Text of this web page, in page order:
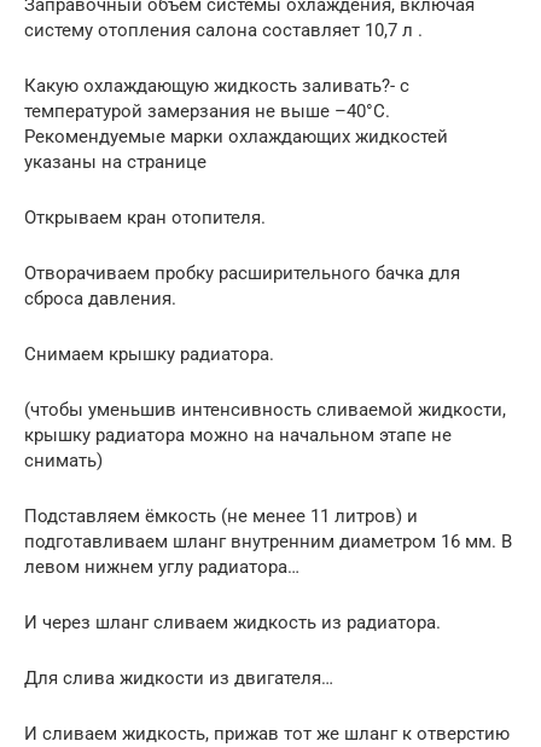
Заправочный объем системы охлаждения, включая
систему отопления салона составляет 10,7 л .
Какую охлаждающую жидкость заливать?- с
температурой замерзания не выше –40°С.
Рекомендуемые марки охлаждающих жидкостей
указаны на странице
Открываем кран отопителя.
Отворачиваем пробку расширительного бачка для
сброса давления.
Снимаем крышку радиатора.
(чтобы уменьшив интенсивность сливаемой жидкости,
крышку радиатора можно на начальном этапе не
снимать)
Подставляем ёмкость (не менее 11 литров) и
подготавливаем шланг внутренним диаметром 16 мм. В
левом нижнем углу радиатора…
И через шланг сливаем жидкость из радиатора.
Для слива жидкости из двигателя…
И сливаем жидкость, прижав тот же шланг к отверстию